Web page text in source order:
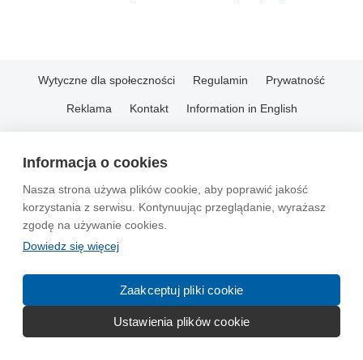
Informacja o cookies
Nasza strona używa plików cookie, aby poprawić jakość
korzystania z serwisu. Kontynuując przeglądanie, wyrażasz
zgodę na używanie cookies.
Dowiedz się więcej
Zaakceptuj pliki cookie
Ustawienia plików cookie
Wytyczne dla społeczności Regulamin Prywatność
Reklama Kontakt Information in English